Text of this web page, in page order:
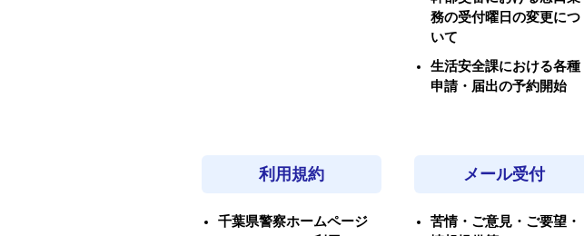
務の受付曜日の変更につ
いて
生活安全課における各種
申請・届出の予約開始
利用規約
千葉県警察ホームページ
メール受付
苦情・ご意見・ご要望・